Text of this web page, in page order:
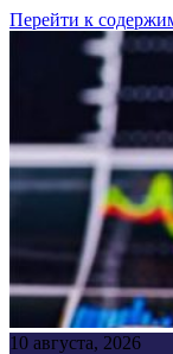
Перейти к
10 августа, 2026